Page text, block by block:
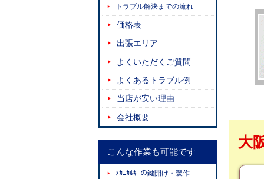
大
トラブル解決までの流れ
価格表
出張エリア
よくいただくご質問
よくあるトラブル例
当店が安い理由
会社概要
こんな作業も可能です
ﾒｶﾆｶﾙｷｰの鍵開け・製作